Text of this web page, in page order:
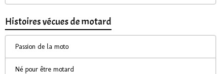
Histoires vécues de motard
Passion de la moto
Né pour être motard